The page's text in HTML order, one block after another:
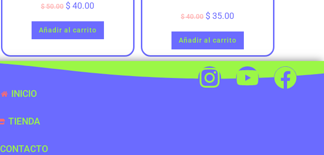
$50.00 $ 40.00
Añadir al carrito
$40.00 $ 35.00
Añadir al carrito
INICIO
TIENDA
CONTACTO